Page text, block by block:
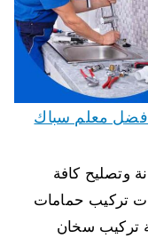
صحي جابر العلي 55850065 افضل معلم سباك
وتصليح كافة
تركيب حمامات
تركيب سخان